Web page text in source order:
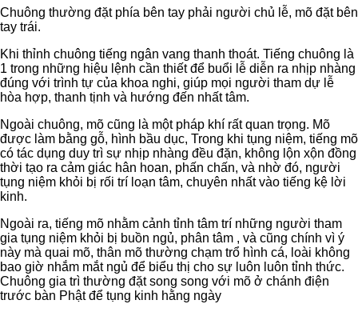
Chuông thường đặt phía bên tay phải người chủ lễ, mõ đặt bên
tay trái.
Khi thỉnh chuông tiếng ngân vang thanh thoát. Tiếng chuông là
1 trong những hiệu lệnh cần thiết để buổi lễ diễn ra nhịp nhàng
đúng với trình tự của khoa nghi, giúp mọi người tham dự lễ
hòa hợp, thanh tịnh và hướng đến nhất tâm.
Ngoài chuông, mõ cũng là một pháp khí rất quan trọng. Mõ
được làm bằng gỗ, hình bầu dục, Trong khi tụng niệm, tiếng mõ
có tác dụng duy trì sự nhịp nhàng đều đặn, không lộn xộn đồng
thời tạo ra cảm giác hân hoan, phấn chấn, và nhờ đó, người
tụng niệm khỏi bị rối trí loạn tâm, chuyên nhất vào tiếng kệ lời
kinh.
Ngoài ra, tiếng mõ nhằm cảnh tỉnh tâm trí những người tham
gia tụng niệm khỏi bị buồn ngủ, phân tâm , và cũng chính vì ý
này mà quai mõ, thân mõ thường chạm trổ hình cá, loài không
bao giờ nhắm mắt ngủ để biểu thị cho sự luôn luôn tỉnh thức.
Chuông gia trì thường đặt song song với mõ ở chánh điện
trước bàn Phật để tụng kinh hằng ngày